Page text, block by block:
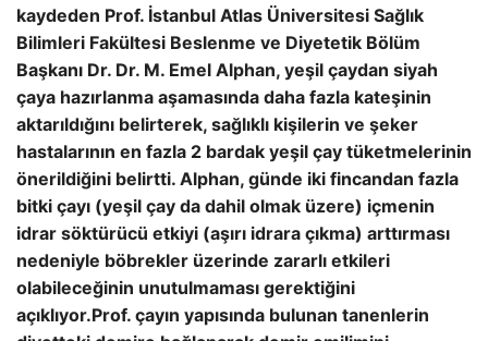
kaydeden Prof. İstanbul Atlas Üniversitesi Sağlık
Bilimleri Fakültesi Beslenme ve Diyetetik Bölüm
Başkanı Dr. Dr. M. Emel Alphan, yeşil çaydan siyah
çaya hazırlanma aşamasında daha fazla kateşinin
aktarıldığını belirterek, sağlıklı kişilerin ve şeker
hastalarının en fazla 2 bardak yeşil çay tüketmelerinin
önerildiğini belirtti. Alphan, günde iki fincandan fazla
bitki çayı (yeşil çay da dahil olmak üzere) içmenin
idrar söktürücü etkiyi (aşırı idrara çıkma) arttırması
nedeniyle böbrekler üzerinde zararlı etkileri
olabileceğinin unutulmaması gerektiğini
açıklıyor.Prof. çayın yapısında bulunan tanenlerin